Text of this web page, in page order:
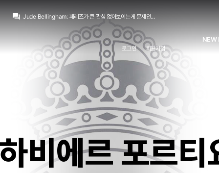
question_answer Jude Bellingham: 페레즈가 큰 관심 없어보이는게 문제인...
/chat_images/20260807_021415_6a74c0e759180.jpg
데드라인) 사이클롭스역으로 킷 코너 캐스팅
Jude Bellingham:맨시티 요구를 바르샤가 맞춰주길 힘들거라 마지막 기회는 있다고 보는데
no6Redondo:올시즌 끝나고 퇴임압박 들어올거라고 봅니다
no6Redondo:벨추발 계속 봐야한다는게
no6Redondo: 무관도 뭐 다상관없는데
M.Salgado:비니 연봉협상에도 구단이 마음에 둔 상한선이 있었듯이, 서른살 부상잦은 뛰어난 선수 영입하는거에도 구단이 마음에 둔 선이 있겠죠
no6Redondo
리그는 한 오연패할듯하고
ㅋㅋ 페레즈 이번엔 진짜 관심 없어보이긴 함. 벵여르 영입할 돈도 안 쓰고 싶어하는 느낌임.
NEW
로그인 회원가입
비에르 포르티